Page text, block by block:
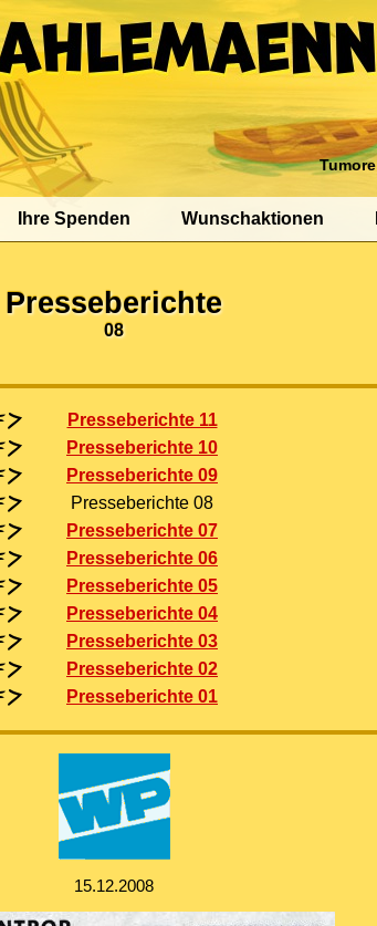
Tumore
Ihre Spenden Wunschaktionen
Presseberichte
08
Presseberichte 11
Presseberichte 10
Presseberichte 09
Presseberichte 08
Presseberichte 07
Presseberichte 06
Presseberichte 05
Presseberichte 04
Presseberichte 03
Presseberichte 02
Presseberichte 01
15.12.2008